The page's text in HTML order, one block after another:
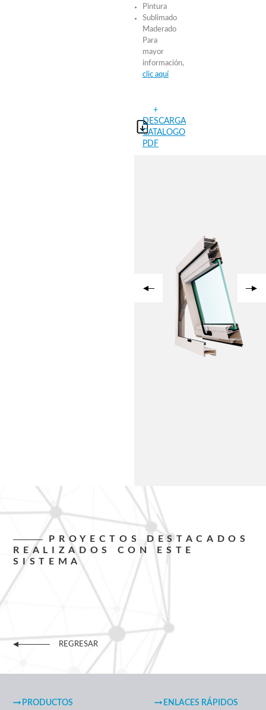
Pintura
Sublimado
Maderado
Para
mayor
información,
clic aquí
+
DESCARGA
CATALOGO
PDF
PROYECTOS DESTACADOS
REALIZADOS CON ESTE
SISTEMA
REGRESAR
ENLACES RÁPIDOS
PRODUCTOS